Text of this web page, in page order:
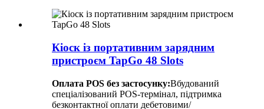
Кіоск із портативним зарядним
пристроєм TapGo 48 Slots
Оплата POS без застосунку:Вбудований
спеціалізований POS-термінал, підтримка
безконтактної оплати дебетовими/